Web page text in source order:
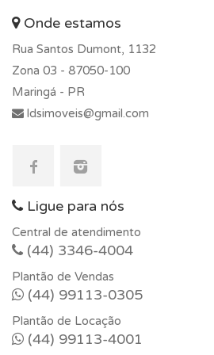
Onde estamos
Rua Santos Dumont, 1132
Zona 03 - 87050-100
Maringá - PR
ldsimoveis@gmail.com
Ligue para nós
Central de atendimento
(44) 3346-4004
Plantão de Vendas
(44) 99113-0305
Plantão de Locação
(44) 99113-4001